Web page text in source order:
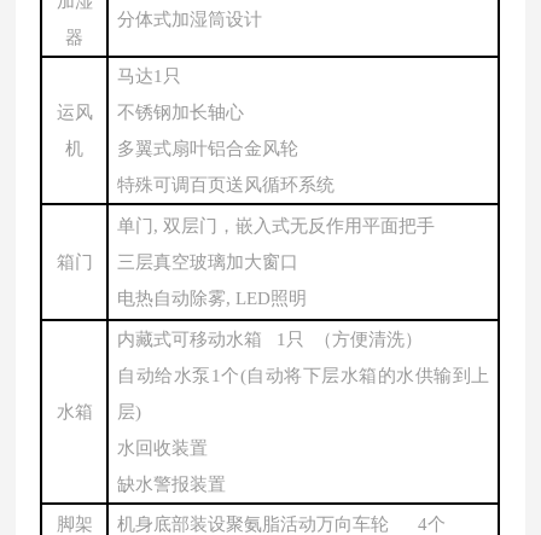
器
分体式加湿筒设计
运风
机
马达1只
不锈钢加长轴心
多翼式扇叶铝合金风轮
特殊可调百页送风循环系统
箱门
单门 , 双层门，嵌入式无反作用平面把手
三层真空玻璃加大窗口
电热自动除雾, LED照明
水箱
内藏式可移动水箱
1只 （方便清洗）
自动给水泵 1个(自动将下层水箱的水供输到上
层)
水回收装置
缺水警报装置
脚架 机身底部装设聚氨脂活动万向车轮 4个